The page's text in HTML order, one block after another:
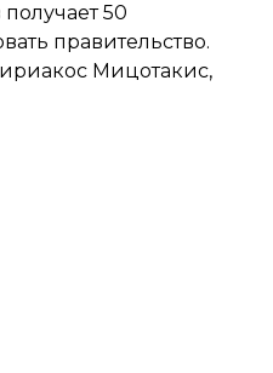
50
правительство.
Мицотакис,